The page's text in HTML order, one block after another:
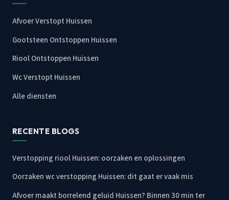
Afvoer Verstopt Huissen
Gootsteen Ontstoppen Huissen
Riool Ontstoppen Huissen
Wc Verstopt Huissen
Alle diensten
RECENTE BLOGS
Verstopping riool Huissen: oorzaken en oplossingen
Oorzaken wc verstopping Huissen: dit gaat er vaak mis
Afvoer maakt borrelend geluid Huissen? Binnen 30 min ter